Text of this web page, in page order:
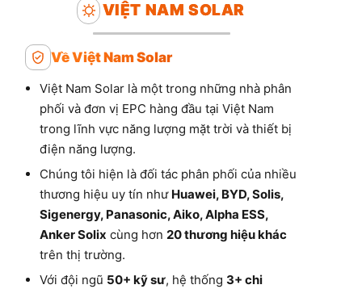
VIỆT NAM SOLAR
Về Việt Nam Solar
Việt Nam Solar là một trong những nhà phân
phối và đơn vị EPC hàng đầu tại Việt Nam
trong lĩnh vực năng lượng mặt trời và thiết bị
điện năng lượng.
Chúng tôi hiện là đối tác phân phối của nhiều
thương hiệu uy tín như Huawei, BYD, Solis,
Sigenergy, Panasonic, Aiko, Alpha ESS,
Anker Solix cùng hơn 20 thương hiệu khác
trên thị trường.
Với đội ngũ 50+ kỹ sư, hệ thống 3+ chi